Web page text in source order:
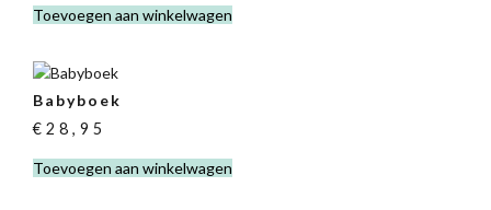
was:
is:
Toevoegen aan winkelwagen
Babyboek
€ 28,95
Toevoegen aan winkelwagen